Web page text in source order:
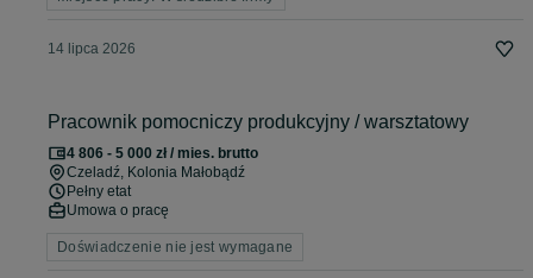
14 lipca 2026
Pracownik pomocniczy produkcyjny / warsztatowy
4 806 - 5 000 zł / mies. brutto
Czeladź, Kolonia Małobądź
Pełny etat
Umowa o pracę
Doświadczenie nie jest wymagane